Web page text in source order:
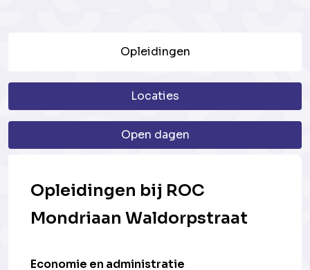
Opleidingen
Locaties
Open dagen
Opleidingen bij ROC
Mondriaan Waldorpstraat
Economie en administratie